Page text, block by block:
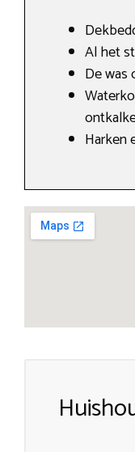
Al het
De was
Harken